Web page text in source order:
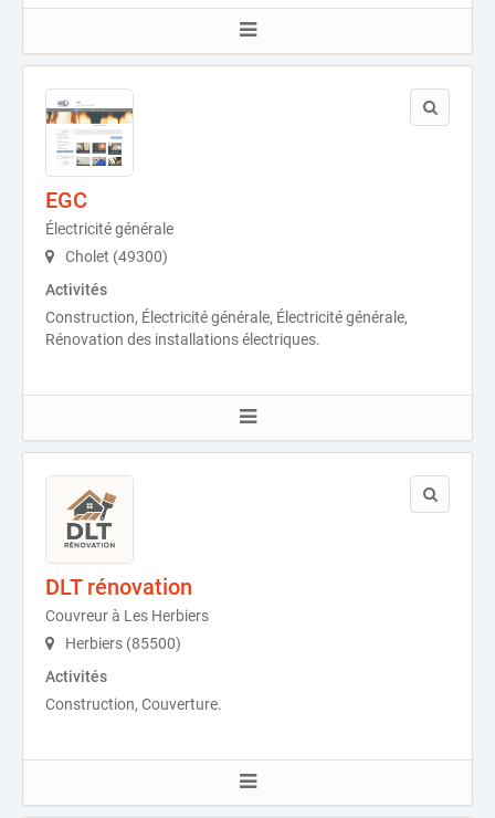
EGC
Électricité générale
Cholet (49300)
Activités
Construction, Électricité générale, Électricité générale,
Rénovation des installations électriques.
DLT rénovation
Couvreur à Les Herbiers
Herbiers (85500)
Activités
Construction, Couverture.